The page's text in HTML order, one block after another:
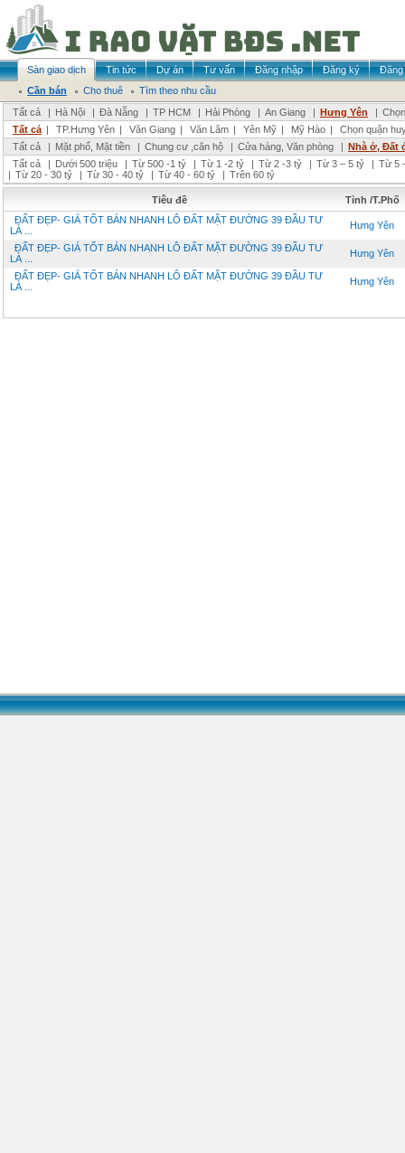
Sàn giao dịch Tin tức Dự án Tư vấn Đăng nhập Đăng ký
Đăng
Cần bán
Cho thuê
Tìm theo nhu cầu
Tất cả
| Hà Nội | Đà Nẵng | TP HCM | Hải Phòng | An Giang | Hưng Yên |
Tất cả | TP.Hưng Yên | Văn Giang | Văn Lâm | Yên Mỹ | Mỹ Hào |
Chọn quận
Tất cả
| Mặt phố, Mặt tiền | Chung cư ,căn hộ | Cửa hàng, Văn phòng | Nhà ở, Đất
Tất cả
| Dưới 500 triệu | Từ 500 -1 tỷ | Từ 1 -2 tỷ | Từ 2 -3 tỷ | Từ 3 – 5 tỷ | Từ 5
| Từ 20 - 30 tỷ | Từ 30 - 40 tỷ | Từ 40 - 60 tỷ | Trên 60 tỷ
Tiêu đề
Tỉnh /T.Phố
ĐẤT ĐẸP- GIÁ TỐT BÁN NHANH LÔ ĐẤT MẶT ĐƯỜNG 39 ĐẦU TƯ
LÀ ...
Hưng Yên
ĐẤT ĐẸP- GIÁ TỐT BÁN NHANH LÔ ĐẤT MẶT ĐƯỜNG 39 ĐẦU TƯ
LÀ ...
Hưng Yên
ĐẤT ĐẸP- GIÁ TỐT BÁN NHANH LÔ ĐẤT MẶT ĐƯỜNG 39 ĐẦU TƯ
LÀ ...
Hưng Yên